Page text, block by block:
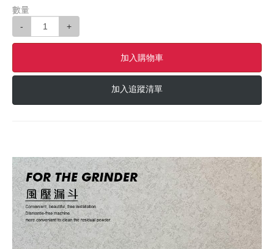
數量
-
+
加入購物車
加入追蹤清單